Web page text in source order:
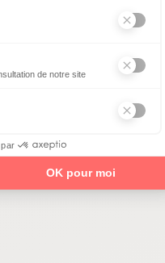
de notre site
OK pour moi